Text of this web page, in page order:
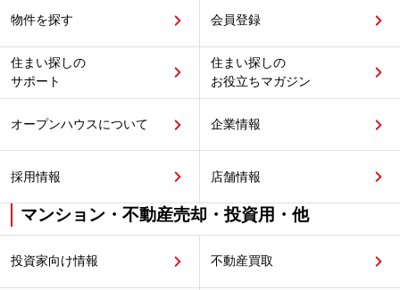
物件を探す 会員登録
住まい探しの
サポート
住まい探しの
お役立ちマガジン
オープンハウスについて 企業情報
採用情報 店舗情報
マンション・不動産売却・投資用・他
投資家向け情報 不動産買取